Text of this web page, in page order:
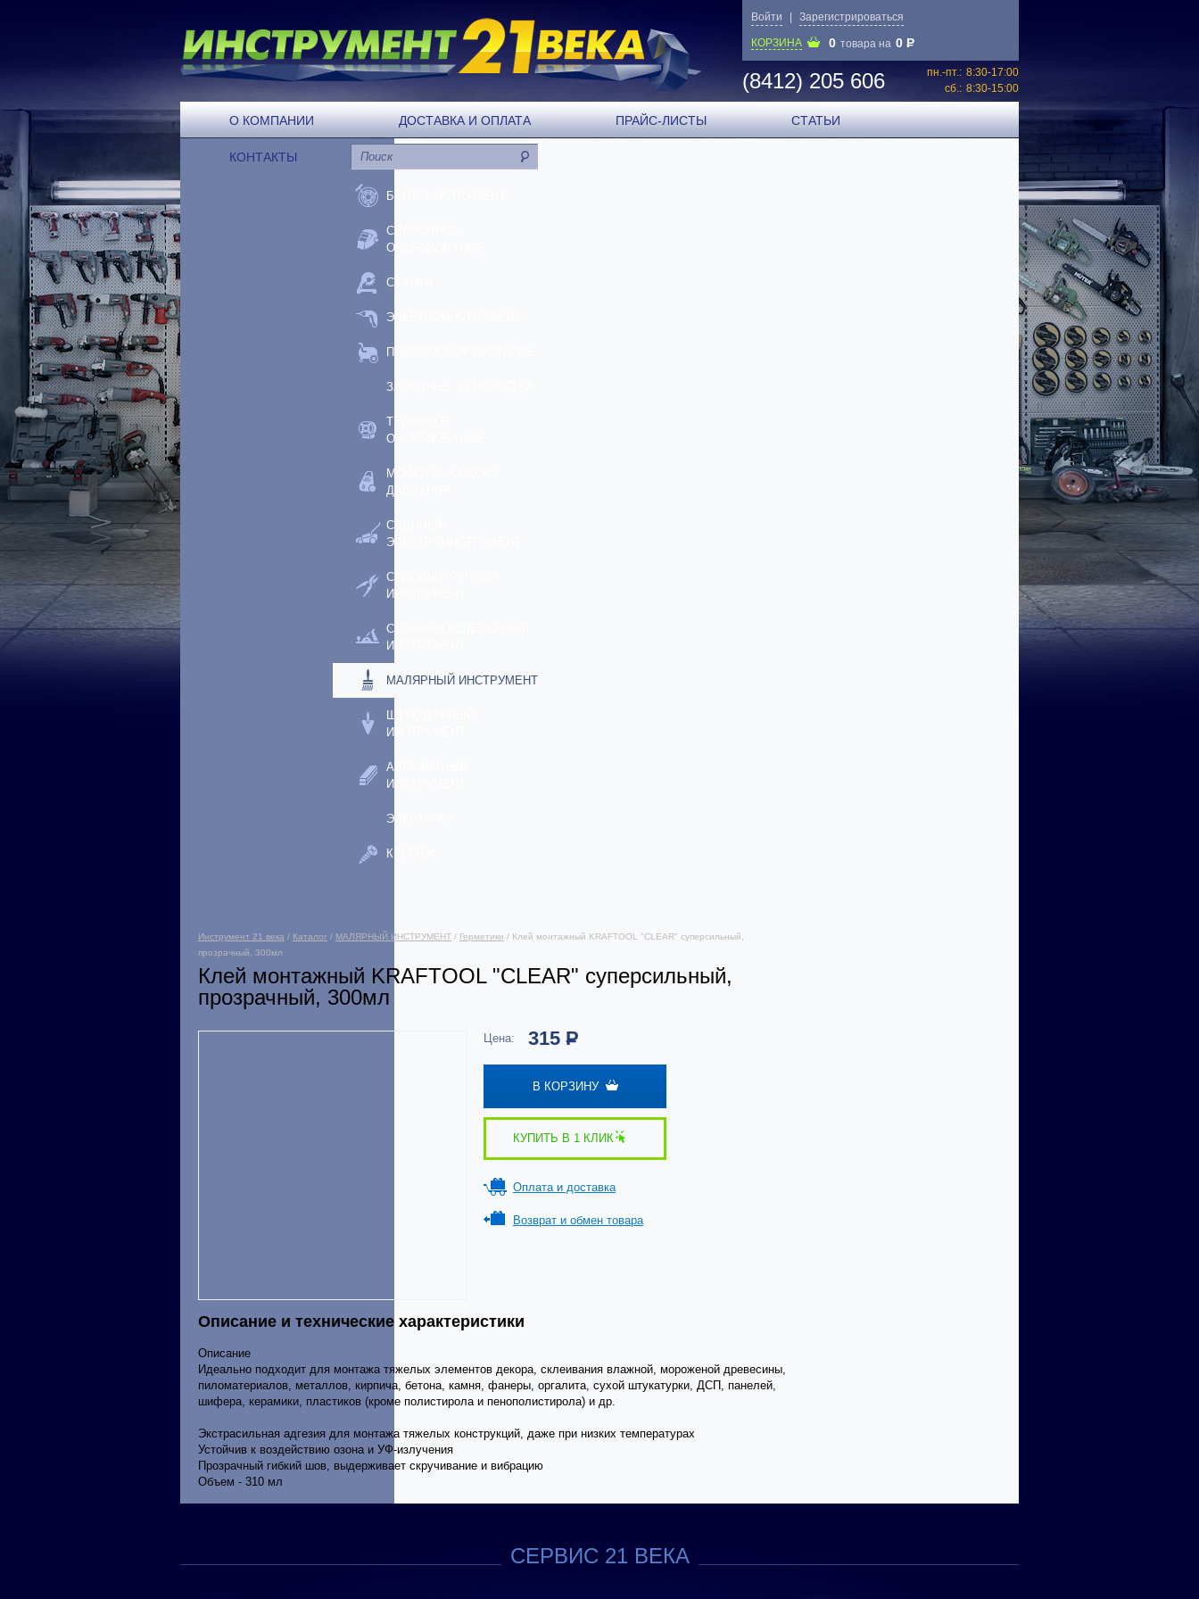
Войти Зарегистрироваться
КОРЗИНА 0 товара на 0 P
(8412) 205 606 пн.-пт.: 8:30-17:00
сб.: 8:30-15:00
О КОМПАНИИ ДОСТАВКА И ОПЛАТА ПРАЙС-ЛИСТЫ СТАТЬИ
КОНТАКТЫ
БЕНЗОИНСТРУМЕНТ
СВАРОЧНОЕ
ОБОРУДОВАНИЕ
СТАНКИ
ЭЛЕКТРОИНСТРУМЕНТ
ПНЕВМООБОРУДОВАНИЕ
ЗАРЯДНЫЕ УСТРОЙСТВА
ТЕПЛОВОЕ
ОБОРУДОВАНИЕ
МОЙКИ ВЫСОКОГО
ДАВЛЕНИЯ
САДОВЫЙ
ЭЛЕКТРОИНСТРУМЕНТ
САДОВЫЙ РУЧНОЙ
ИНСТРУМЕНТ
СТОЛЯРНО-СЛЕСАРНЫЙ
ИНСТРУМЕНТ
МАЛЯРНЫЙ ИНСТРУМЕНТ
ШТУКАТУРНЫЙ
ИНСТРУМЕНТ
АБРАЗИВНЫЙ
ИНСТРУМЕНТ
ЭЛЕКТРИКА
КРЕПЕЖ
Инструмент 21 века / Каталог / МАЛЯРНЫЙ ИНСТРУМЕНТ / Герметики / Клей монтажный KRAFTOOL "CLEAR" суперсильный,
прозрачный, 300мл
Клей монтажный KRAFTOOL "CLEAR" суперсильный,
прозрачный, 300мл
Цена: 315 Р
В КОРЗИНУ
КУПИТЬ В 1 КЛИК
Оплата и доставка
Возврат и обмен товара
Описание и технические характеристики
Описание
Идеально подходит для монтажа тяжелых элементов декора, склеивания влажной, мороженой древесины,
пиломатериалов, металлов, кирпича, бетона, камня, фанеры, оргалита, сухой штукатурки, ДСП, панелей,
шифера, керамики, пластиков (кроме полистирола и пенополистирола) и др.
Экстрасильная адгезия для монтажа тяжелых конструкций, даже при низких температурах
Устойчив к воздействию озона и УФ-излучения
Прозрачный гибкий шов, выдерживает скручивание и вибрацию
Объем - 310 мл
СЕРВИС 21 ВЕКА